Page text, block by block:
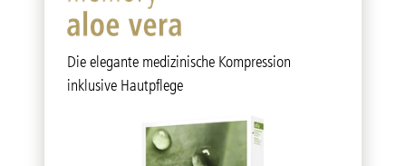
Die elegante medizinische Kompression
inklusive Hautpflege